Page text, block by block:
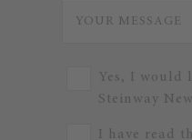
Yes, I would
Steinway
I have read